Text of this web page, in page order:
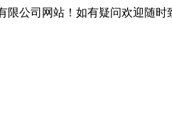
公司网站！如有疑问欢迎随时